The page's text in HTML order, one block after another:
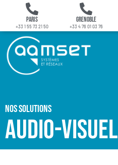
Paris
+33 1 55 73 21 50
Grenoble
+33 4 76 01 03 76
Nos solutions
Audio-visuel